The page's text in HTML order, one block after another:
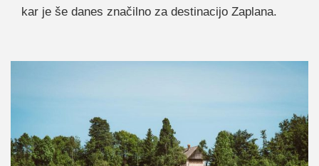
kar je še danes značilno za destinacijo Zaplana.